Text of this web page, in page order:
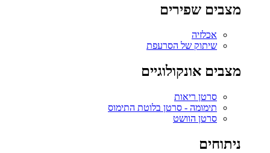
מצבים שפירים
אכלזיה
שיתוק של הסרעפת
מצבים אונקולוגיים
סרטן ריאות
תימומה - סרטן בלוטת התימוס
סרטן הוושט
ניתוחים